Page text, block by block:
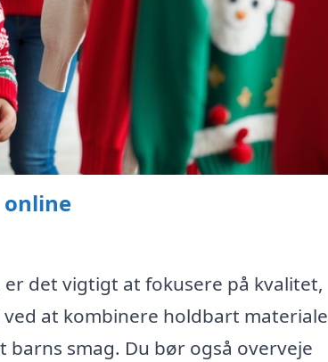
det vigtigt at fokusere på kvalitet,
at kombinere holdbart materiale
smag. Du bør også overveje